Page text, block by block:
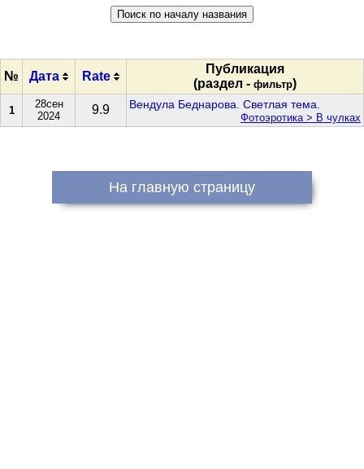
№ Дата Rate
Публикация
(раздел - фильтр)
1
28сен
2024
9.9 Вендула Беднарова. Светлая тема.
Фотоэротика > В чулках
На главную страницу